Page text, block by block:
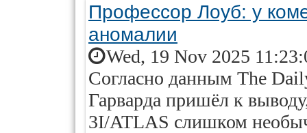
Профессор Лоуб: у
аномалии
Wed, 19 Nov 2025
Согласно данным The
Гарварда пришёл к
3I/ATLAS слишком